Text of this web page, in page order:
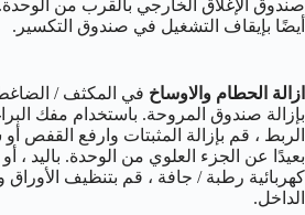
صندوق الإغلاق الخارجي بالقرب من
أيضًا بإيقاف التشغيل في صندوق التكسير.
ازالة الحطام والاوساخ في المكثف /
بإزالة صندوق المروحة. باستخدام مفك
الربط ، قم بإزالة المثبتات وارفع القفص
بعيدًا عن الجزء العلوي من الوحدة. باليد ،
كهربائية رطبة / جافة ، قم بتنظيف الأوراق
الداخل.